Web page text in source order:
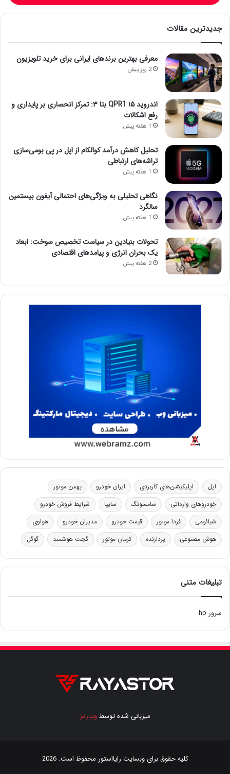
جدیدترین مقالات
معرفی بهترین برندهای ایرانی برای خرید تلویزیون
2 روز پیش
اندروید ۱۵ QPR1 بتا ۳: تمرکز انحصاری بر پایداری و
رفع اشکالات
1 هفته پیش
تحلیل کاهش درآمد کوالکام از اپل در پی بومی‌سازی
تراشه‌های ارتباطی
1 هفته پیش
نگاهی تحلیلی به ویژگی‌های احتمالی آیفون بیستمین
سالگرد
1 هفته پیش
تحولات بنیادین در سیاست تخصیص سوخت: ابعاد
یک بحران انرژی و پیامدهای اقتصادی
2 هفته پیش
اپل اپلیکیشن‌های کاربردی ایران خودرو
بهمن موتور
خودروهای وارداتی
سامسونگ سایپا
شرایط فروش خودرو
شیائومی
فردا موتور قیمت خودرو مدیران خودرو
هواوی
هوش مصنوعی
پردازنده کرمان موتور گجت هوشمند گوگل
تبلیغات متنی
سرور hp
میزبانی شده توسطوب‌رمز
کلیه حقوق برای وبسایت رایااستور محفوظ است. 2026